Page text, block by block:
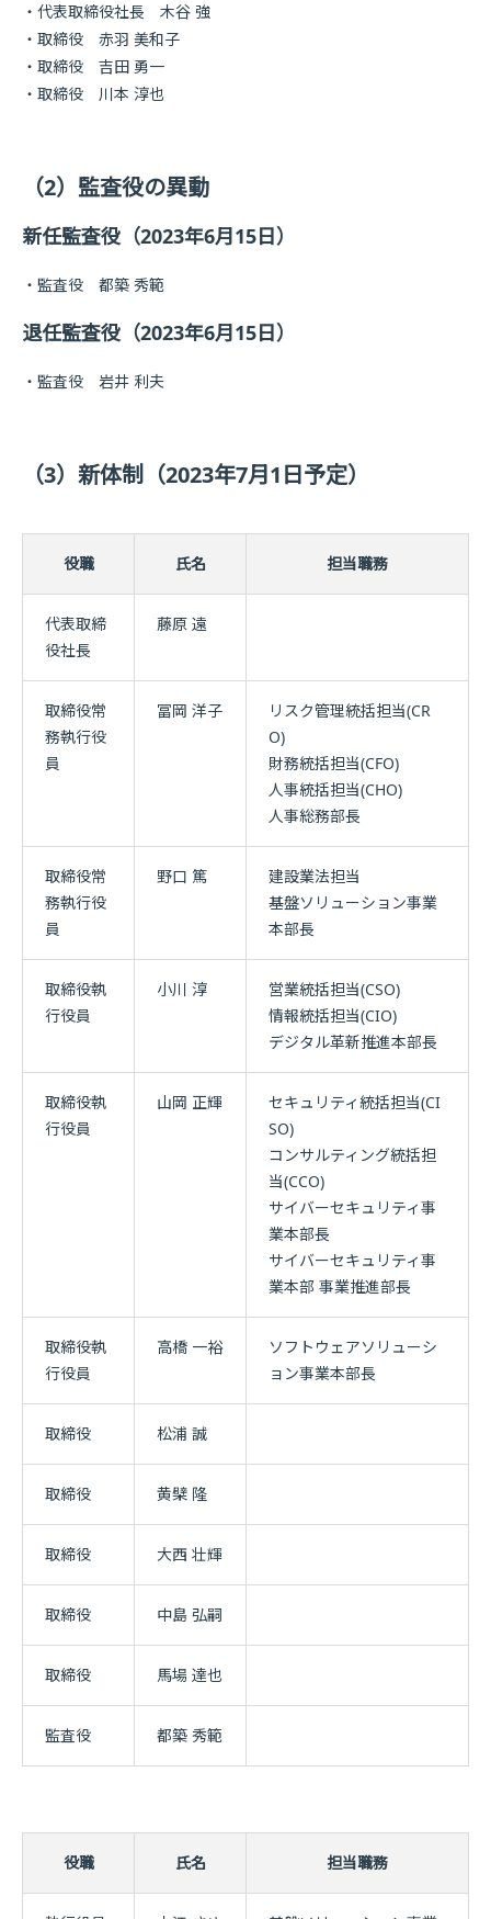
代表取締役社長 木谷 強
取締役 赤羽 美和子
取締役 吉田 勇一
取締役 川本 淳也
（2）監査役の異動
新任監査役（2023年6月15日）
監査役 都築 秀範
退任監査役（2023年6月15日）
監査役 岩井 利夫
（3）新体制（2023年7月1日予定）
役職 氏名 担当職務
代表取締
役社長
藤原 遠
取締役常
務執行役
員
冨岡 洋子
リスク管理統括担当(CR
O)
財務統括担当(CFO)
人事統括担当(CHO)
人事総務部長
取締役常
務執行役
員
野口 篤
建設業法担当
基盤ソリューション事業
本部長
取締役執
行役員
小川 淳
営業統括担当(CSO)
情報統括担当(CIO)
デジタル革新推進本部長
取締役執
行役員
山岡 正輝
セキュリティ統括担当(CI
SO)
コンサルティング統括担
当(CCO)
サイバーセキュリティ事
業本部長
サイバーセキュリティ事
業本部 事業推進部長
取締役執
行役員
高橋 一裕
ソフトウェアソリューシ
ョン事業本部長
取締役 松浦 誠
取締役 黄檗 隆
取締役 大西 壮輝
取締役 中島 弘嗣
取締役 馬場 達也
監査役 都築 秀範
役職 氏名 担当職務